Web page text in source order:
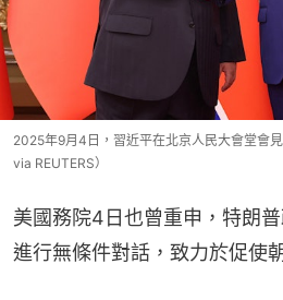
2025年9月4日，習近平在北京人民大會堂會
via REUTERS）
美國務院4日也曾重申，特朗
進行無條件對話，致力於促使